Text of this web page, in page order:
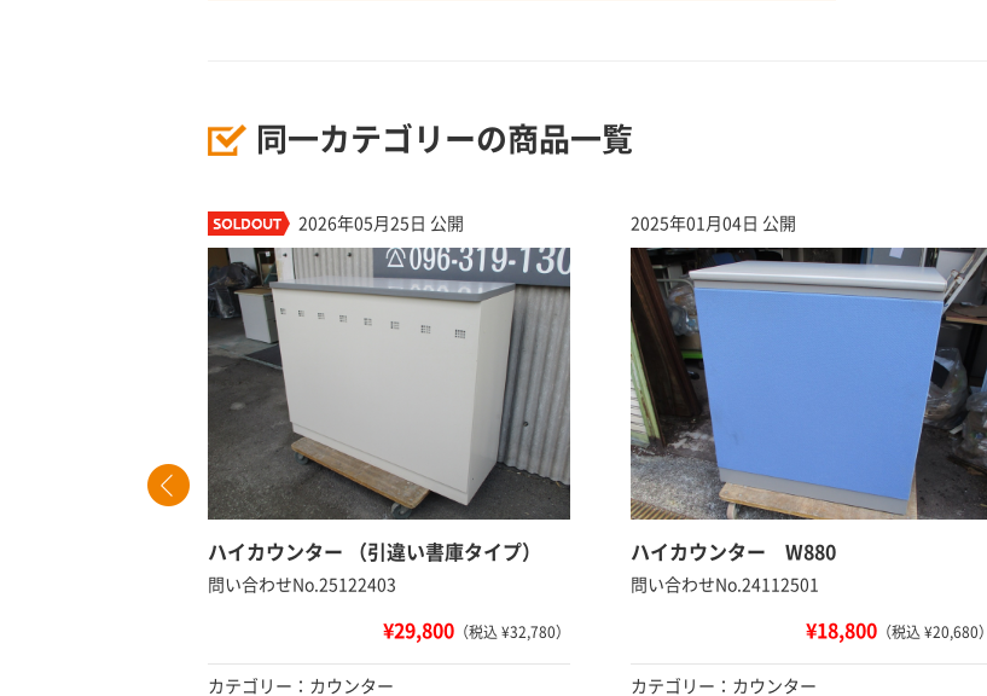
同一カテゴリーの商品一覧
2026年05月25日 公開
ハイカウンター （引違い書庫タイプ）
問い合わせNo.25122403
¥29,800 （税込 ¥32,780）
カテゴリー：カウンター
2025年01月04日 公開
ハイカウンター W880
問い合わせNo.24112501
¥18,800 （税込 ¥20,680）
カテゴリー：カウンター